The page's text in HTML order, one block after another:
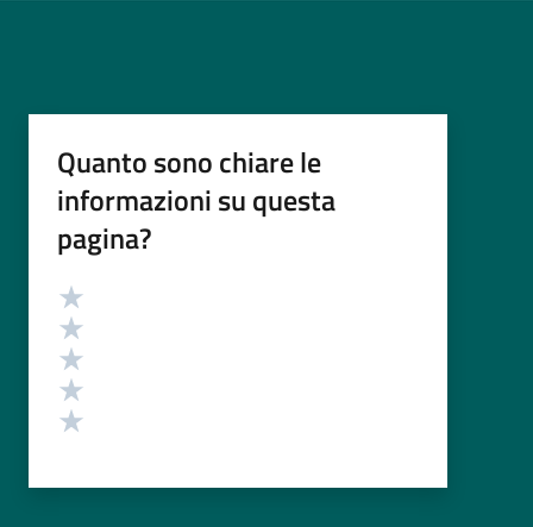
Quanto sono chiare le
informazioni su questa
pagina?
Valutazione